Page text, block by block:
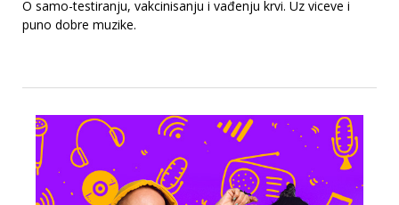
O samo-testiranju, vakcinisanju i vađenju krvi. Uz viceve i
puno dobre muzike.